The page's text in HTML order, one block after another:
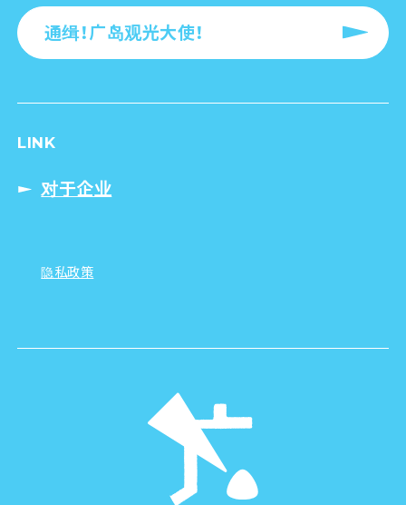
通缉！广岛观光大使！
LINK
对于企业
隐私政策